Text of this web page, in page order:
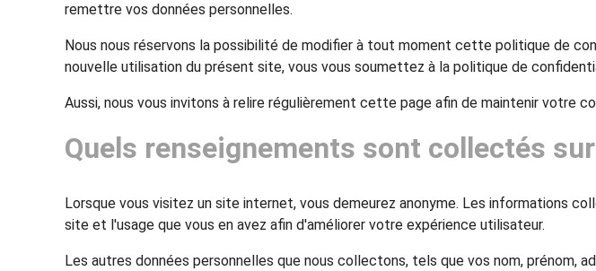
remettre vos données personnelles.
Nous nous réservons la possibilité de modifier à tout moment cette politique de
nouvelle utilisation du présent site, vous vous soumettez à la politique de
Aussi, nous vous invitons à relire régulièrement cette page afin de maintenir votre
Quels renseignements sont collectés
Lorsque vous visitez un site internet, vous demeurez anonyme. Les informations
site et l'usage que vous en avez afin d'améliorer votre expérience utilisateur.
Les autres données personnelles que nous collectons, tels que vos nom, prénom,